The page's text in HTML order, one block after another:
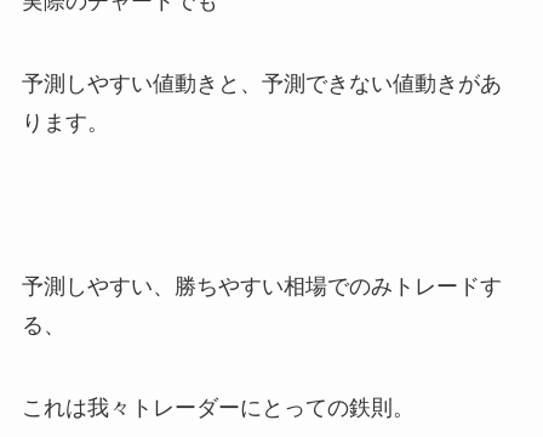
予測しやすい値動きと、予測できない値動きがあ
ります。
予測しやすい、勝ちやすい相場でのみトレードす
る、
これは我々トレーダーにとっての鉄則。